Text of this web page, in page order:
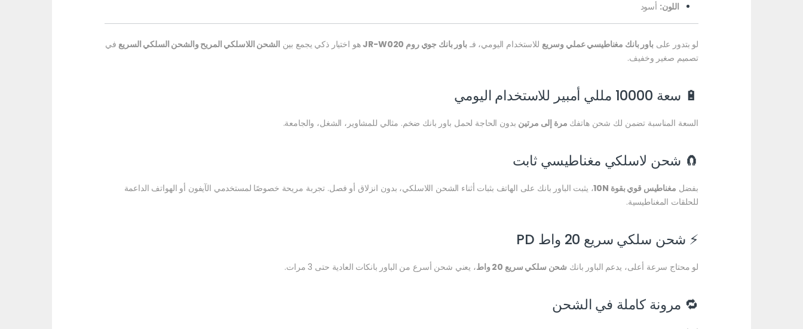
اللون: أسود
لو بتدور علىباور بانك مغناطيسي عملي وسريع للاستخدام اليومي، فـباور بانك جوي روم JR-W020 هو اختيار ذكي يجمع بين الشحن اللاسلكي المريح والشحن السلكي السريع في
تصميم صغير وخفيف.
🔋 سعة 10000 مللي أمبير للاستخدام اليومي
السعة المناسبة تضمن لك شحن هاتفك مرة إلى مرتين بدون الحاجة لحمل باور بانك ضخم. مثالي للمشاوير، الشغل، والجامعة.
🧲 شحن لاسلكي مغناطيسي ثابت
بفضل مغناطيس قوي بقوة 10N
، يثبت الباور بانك على الهاتف بثبات أثناء الشحن اللاسلكي، بدون انزلاق أو فصل. تجربة مريحة خصوصًا لمستخدمي الآيفون أو الهواتف الداعمة
للحلقات المغناطيسية.
⚡ شحن سلكي سريع 20 واط PD
لو محتاج سرعة أعلى، يدعم الباور بانك شحن سلكي سريع 20 واط ، يعني شحن أسرع من الباور بانكات العادية حتى 3 مرات.
🔁 مرونة كاملة في الشحن